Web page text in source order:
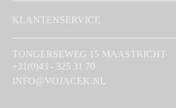
KLANTENSERVICE
TONGERSEWEG 15 MAASTRICHT
+31(0)43 - 325 31 70
INFO@VOJACEK.NL